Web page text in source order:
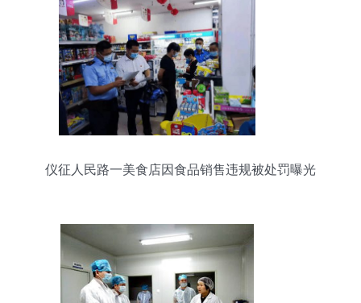
仪征人民路一美食店因食品销售违规被处罚曝光